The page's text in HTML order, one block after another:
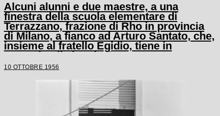
Alcuni alunni e due maestre, a una
finestra della scuola elementare di
Terrazzano, frazione di Rho in provincia
di Milano, a fianco ad Arturo Santato, che,
insieme al fratello Egidio, tiene in
ostaggio gli alunni e le maestre
10 OTTOBRE 1956